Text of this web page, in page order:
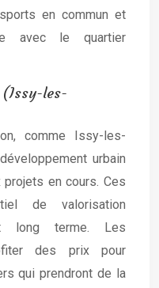
en commun et
avec le quartier
(Issy-les-
comme Issy-les-
urbain
projets en cours. Ces
de valorisation
long terme. Les
des prix pour
qui prendront de la